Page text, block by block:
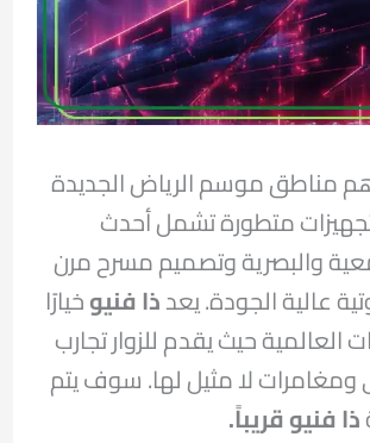
مناطق موسم الرياض الجديدة
متطورة تشمل أحدث
والبصرية وتصميم مسرح مرن
عالية الجودة. يعدذا فنيوخيارًا
العالمية حيث يقدم للزوار تجارب
ومغامرات لا مثيل لها. سوف يتم
ذا فنيو قريباً.